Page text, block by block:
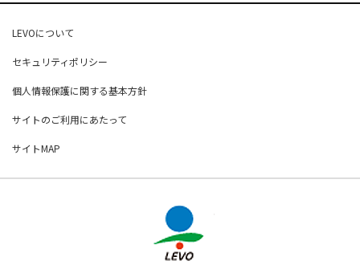
LEVOについて
セキュリティポリシー
個人情報保護に関する基本方針
サイトのご利用にあたって
サイトMAP